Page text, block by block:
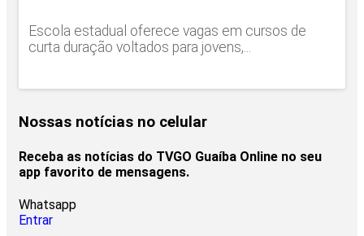
Escola estadual oferece vagas em cursos de
curta duração voltados para jovens,...
Nossas notícias no celular
Receba as notícias do TVGO Guaíba Online no seu
app favorito de mensagens.
Whatsapp
Entrar